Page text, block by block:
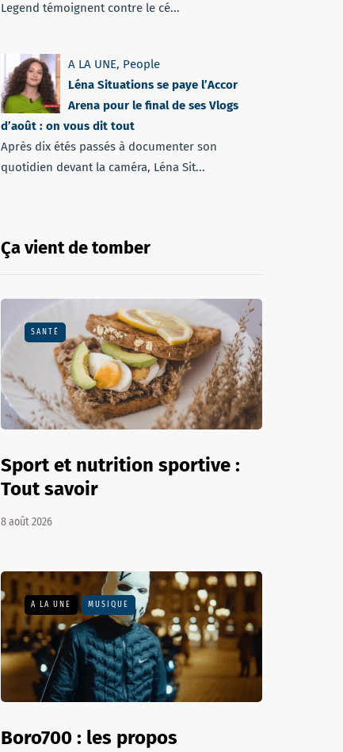
Legend témoignent contre le cé...
A LA UNE, People
Léna Situations se paye l’Accor
Arena pour le final de ses Vlogs
d’août : on vous dit tout
Après dix étés passés à documenter son
quotidien devant la caméra, Léna Sit...
Ça vient de tomber
SANTÉ
Sport et nutrition sportive :
Tout savoir
8 août 2026
A LA UNE MUSIQUE
Boro700 : les propos